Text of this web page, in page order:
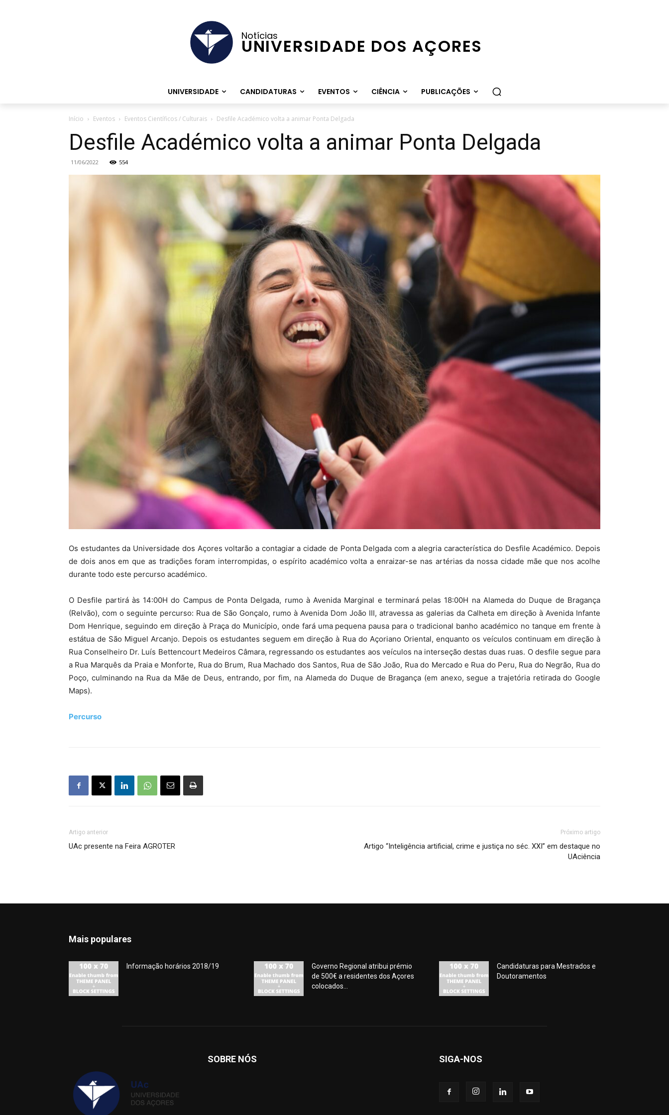
Notícias
UNIVERSIDADE DOS AÇORES
UNIVERSIDADE CANDIDATURAS EVENTOS CIÊNCIA PUBLICAÇÕES
Início Eventos Eventos Científicos / Culturais Desfile Académico volta a animar Ponta Delgada
Desfile Académico volta a animar Ponta Delgada
11/06/2022 554
Os estudantes da Universidade dos Açores voltarão a contagiar a cidade de Ponta Delgada com a alegria característica do Desfile Académico. Depois
de dois anos em que as tradições foram interrompidas, o espírito académico volta a enraizar-se nas artérias da nossa cidade mãe que nos acolhe
durante todo este percurso académico.
O Desfile partirá às 14:00H do Campus de Ponta Delgada, rumo à Avenida Marginal e terminará pelas 18:00H na Alameda do Duque de Bragança
(Relvão), com o seguinte percurso: Rua de São Gonçalo, rumo à Avenida Dom João III, atravessa as galerias da Calheta em direção à Avenida Infante
Dom Henrique, seguindo em direção à Praça do Município, onde fará uma pequena pausa para o tradicional banho académico no tanque em frente à
estátua de São Miguel Arcanjo. Depois os estudantes seguem em direção à Rua do Açoriano Oriental, enquanto os veículos continuam em direção à
Rua Conselheiro Dr. Luís Bettencourt Medeiros Câmara, regressando os estudantes aos veículos na interseção destas duas ruas. O desfile segue para
a Rua Marquês da Praia e Monforte, Rua do Brum, Rua Machado dos Santos, Rua de São João, Rua do Mercado e Rua do Peru, Rua do Negrão, Rua do
Poço, culminando na Rua da Mãe de Deus, entrando, por fim, na Alameda do Duque de Bragança (em anexo, segue a trajetória retirada do Google
Maps).
Percurso
Artigo anterior
UAc presente na Feira AGROTER
Próximo artigo
Artigo “Inteligência artificial, crime e justiça no séc. XXI” em destaque no
UAciência
Mais populares
Informação horários 2018/19
Governo Regional atribui prémio
de 500€ a residentes dos Açores
colocados...
Candidaturas para Mestrados e
Doutoramentos
SOBRE NÓS SIGA-NOS